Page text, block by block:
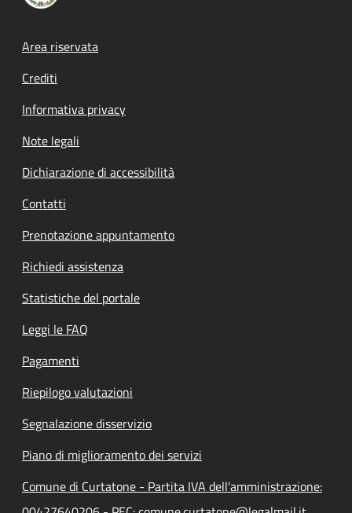
Footer menu
Area riservata
Crediti
Informativa privacy
Note legali
Dichiarazione di accessibilità
Contatti
Prenotazione appuntamento
Richiedi assistenza
Statistiche del portale
Leggi le FAQ
Pagamenti
Riepilogo valutazioni
Segnalazione disservizio
Piano di miglioramento dei servizi
Comune di Curtatone - Partita IVA dell'amministrazione: